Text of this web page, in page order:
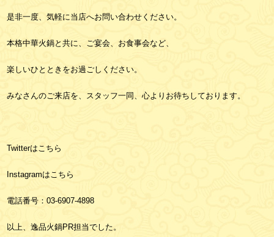
是非一度、気軽に当店へお問い合わせください。
本格中華火鍋と共に、ご宴会、お食事会など、
楽しいひとときをお過ごしください。
みなさんのご来店を、スタッフ一同、心よりお待ちしております。
Twitterはこちら
Instagramはこちら
電話番号：03-6907-4898
以上、逸品火鍋PR担当でした。